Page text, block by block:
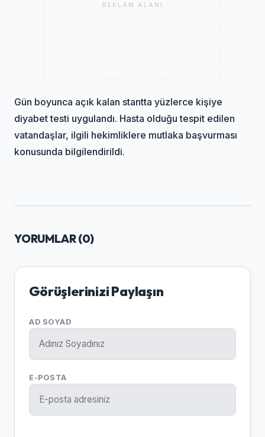
REKLAM ALANI
Gün boyunca açık kalan stantta yüzlerce kişiye
diyabet testi uygulandı. Hasta olduğu tespit edilen
vatandaşlar, ilgili hekimliklere mutlaka başvurması
konusunda bilgilendirildi.
YORUMLAR (0)
Görüşlerinizi Paylaşın
AD SOYAD
E-POSTA